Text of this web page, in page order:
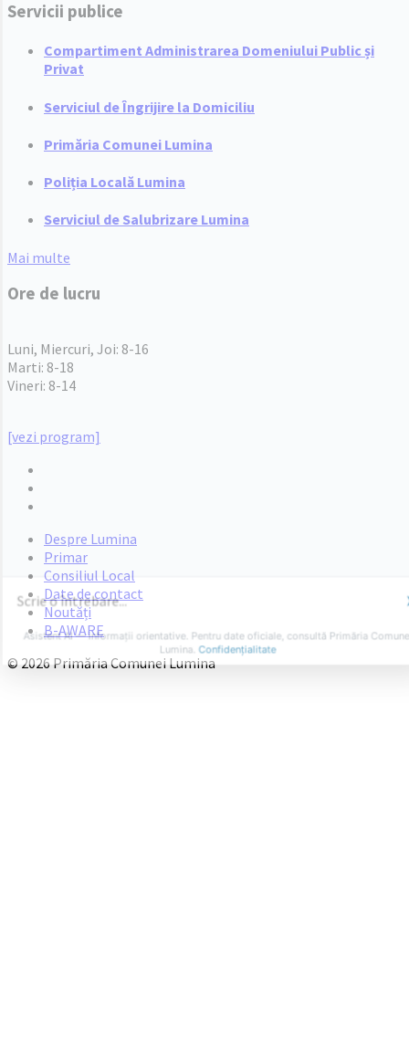
Servicii publice
Compartiment Administrarea Domeniului Public și
Privat
Serviciul de Îngrijire la Domiciliu
Primăria Comunei Lumina
Poliția Locală Lumina
Serviciul de Salubrizare Lumina
Mai multe
Ore de lucru
Luni, Miercuri, Joi: 8-16
Marti: 8-18
Vineri: 8-14
[vezi program]
Despre Lumina
Primar
Consiliul Local
Date de contact
Noutăți
B-AWARE
© 2026 Primăria Comunei Lumina